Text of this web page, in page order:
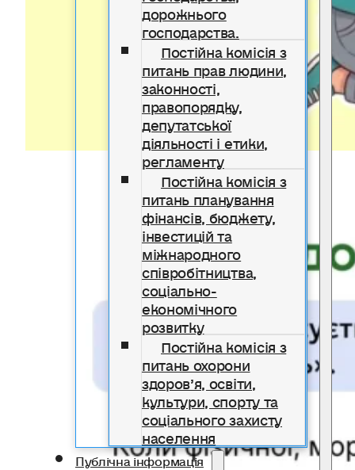
дорожнього
господарства.
Постійна комісія з
питань прав людини,
законності,
правопорядку,
депутатської
діяльності і етики,
регламенту
Постійна комісія з
питань планування
фінансів, бюджету,
інвестицій та
міжнародного
співробітництва,
соціально-
економічного
розвитку
Постійна комісія з
питань охорони
здоров’я, освіти,
культури, спорту та
соціального захисту
населення
Публічна інформація